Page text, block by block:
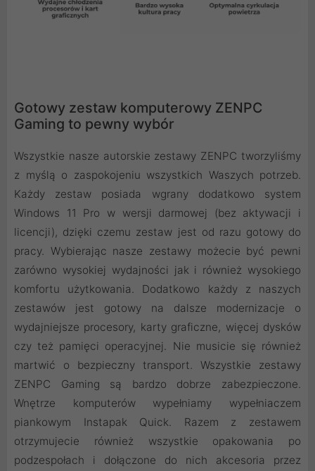
Gotowy zestaw komputerowy ZENPC
Gaming to pewny wybór
Wszystkie nasze autorskie zestawy ZENPC tworzyliśmy
z myślą o zaspokojeniu wszystkich Waszych potrzeb.
Każdy zestaw posiada wgrany dodatkowo system
Windows 11 Pro w wersji darmowej (bez aktywacji i
licencji), dzięki czemu zestaw jest od razu gotowy do
pracy. Wybierając nasze zestawy możecie być pewni
zarówno wysokiej wydajności jak i również wysokiego
komfortu użytkowania. Dodatkowo każdy z naszych
zestawów jest gotowy na dalsze modernizacje o
wydajniejsze procesory, karty graficzne, więcej dysków
czy też pamięci operacyjnej. Nie musicie się również
martwić o bezpieczny transport. Wszystkie zestawy
ZENPC Gaming są bardzo dobrze zabezpieczone.
Wnętrze komputerów wypełniamy wypełniaczem
piankowym Instapak Quick. Razem z zestawem
otrzymujecie również wszystkie opakowania po
podzespołach i dołączone do nich akcesoria przez